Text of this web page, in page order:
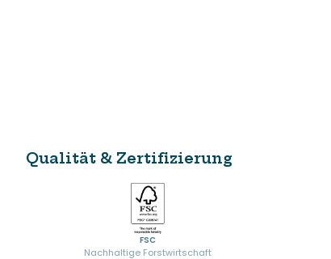
Qualität & Zertifizierung
FSC
Nachhaltige Forstwirtschaft